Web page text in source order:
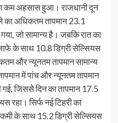
कम अहसास हुआ। राजधानी दून
का अधिकतम तापमान 23.1
जो सामान्य है। जबकि रात का
के साथ 10.8 डिग्री सेल्सियस
और न्यूनतम तापमान सामान्य
में पांच और न्यूनतम तापमान
गई, जिससे दिन का तापमान 17.5
रहा। सिर्फ नई टिहरी का
के साथ 15.2 डिग्री सेल्सियस